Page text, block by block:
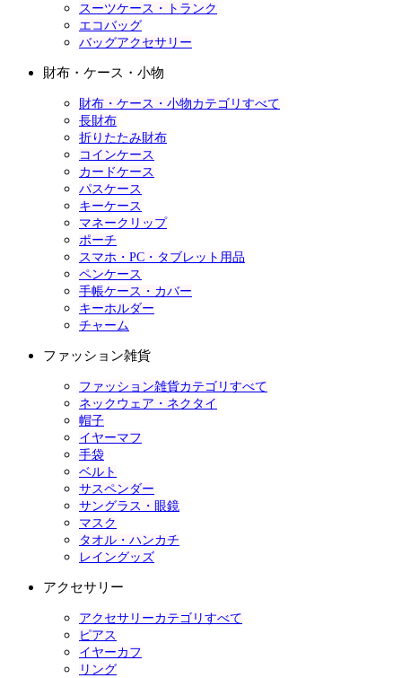
スーツケース・トランク
エコバッグ
バッグアクセサリー
財布・ケース・小物
財布・ケース・小物カテゴリすべて
長財布
折りたたみ財布
コインケース
カードケース
パスケース
キーケース
マネークリップ
ポーチ
スマホ・PC・タブレット用品
ペンケース
手帳ケース・カバー
キーホルダー
チャーム
ファッション雑貨
ファッション雑貨カテゴリすべて
ネックウェア・ネクタイ
帽子
イヤーマフ
手袋
ベルト
サスペンダー
サングラス・眼鏡
マスク
タオル・ハンカチ
レイングッズ
アクセサリー
アクセサリーカテゴリすべて
ピアス
イヤーカフ
リング